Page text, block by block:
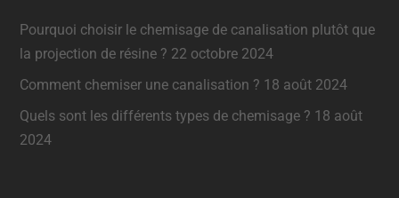
Pourquoi choisir le chemisage de canalisation plutôt que
la projection de résine ? 22 octobre 2024
Comment chemiser une canalisation ? 18 août 2024
Quels sont les différents types de chemisage ? 18 août
2024